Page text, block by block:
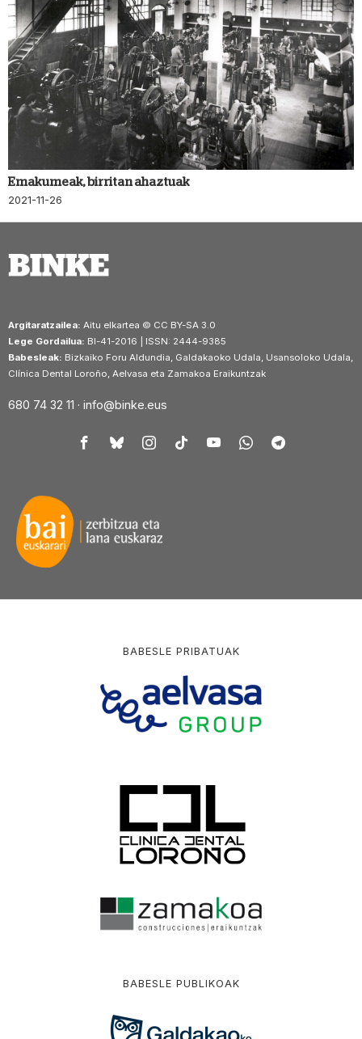
Emakumeak, birritan ahaztuak
2021-11-26
Argitaratzailea: Aitu elkartea © CC BY-SA 3.0
Lege Gordailua: BI-41-2016 | ISSN: 2444-9385
Babesleak: Bizkaiko Foru Aldundia, Galdakaoko Udala, Usansoloko Udala,
Clínica Dental Loroño, Aelvasa eta Zamakoa Eraikuntzak
680 74 32 11 · info@binke.eus
BABESLE PRIBATUAK
BABESLE PUBLIKOAK